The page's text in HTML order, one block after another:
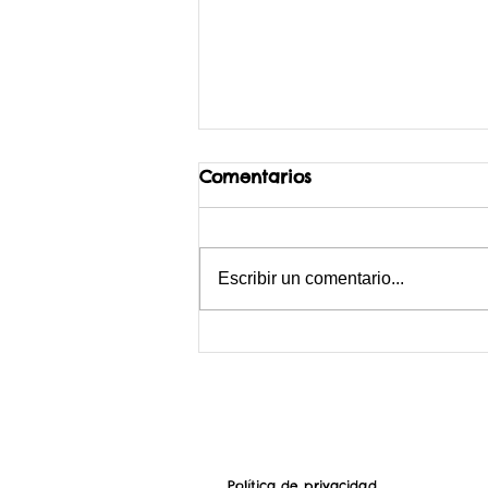
Comentarios
Escribir un comentario...